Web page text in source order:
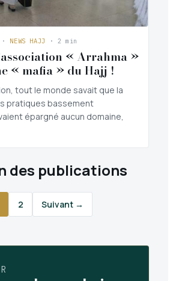
· NEWS HAJJ · 2 min
« Arrahma »
« mafia » du Hajj !
tout le monde savait que la
pratiques bassement
épargné aucun domaine,
des publications
2 Suivant →